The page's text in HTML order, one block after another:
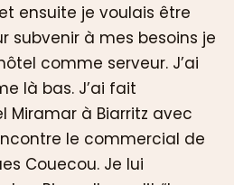
ensuite je voulais être
subvenir à mes besoins je
comme serveur. J’ai
là bas. J’ai fait
Miramar à Biarritz avec
le commercial de
Couecou. Je lui